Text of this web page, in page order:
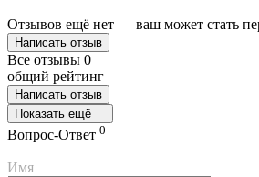
Отзывов ещё нет — ваш может стать
Написать отзыв
Все отзывы 0
общий рейтинг
Написать отзыв
Показать ещё
Вопрос-Ответ 0
Имя